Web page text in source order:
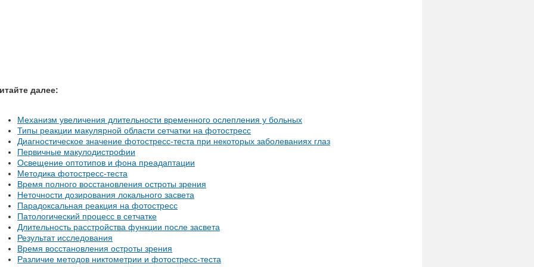
далее:
Механизм увеличения длительности временного ослепления у больных
Типы реакции макулярной области сетчатки на фотостресс
Диагностическое значение фотостресс-теста при некоторых заболеваниях глаз
Первичные макулодистрофии
Освещение оптотипов и фона преадаптации
Методика фотостресс-теста
Время полного восстановления остроты зрения
Неточности дозирования локального засвета
Парадоксальная реакция на фотостресс
Патологический процесс в сетчатке
Длительность расстройства функции после засвета
Результат исследования
Время восстановления остроты зрения
Различие методов никтометрии и фотостресс-теста